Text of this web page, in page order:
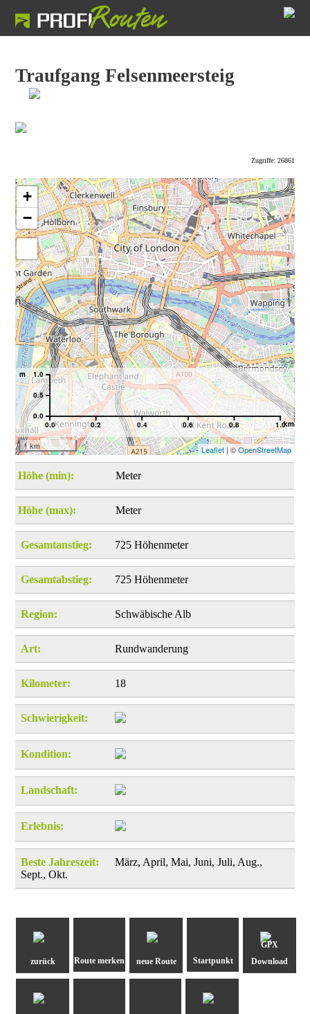
Traufgang Felsenmeersteig
Zugriffe: 26861
+
−
0.0 0.2 0.4 0.6 0.8 1.0km
0.0
0.5
1.0
m
1 km Leaflet| ©OpenStreetMap
Höhe (min): Meter
Höhe (max): Meter
Gesamtanstieg: 725 Höhenmeter
Gesamtabstieg: 725 Höhenmeter
Region: Schwäbische Alb
Art: Rundwanderung
Kilometer: 18
Schwierigkeit:
Kondition:
Landschaft:
Erlebnis:
Beste Jahreszeit:
März, April, Mai, Juni, Juli, Aug.,
Sept., Okt.
zurück neue Route
GPX
Download